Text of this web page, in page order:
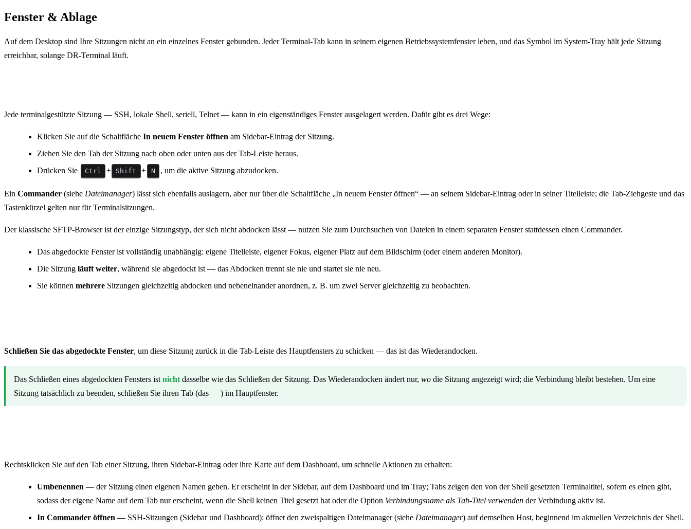
Fenster & Ablage
Auf dem Desktop sind Ihre Sitzungen nicht an ein einzelnes Fenster gebunden. Jeder Terminal-Tab kann in seinem eigenen Betriebssystemfenster leben, und das Symbol im System-Tray hält jede Sitzung
erreichbar, solange DR-Terminal läuft.
Jede terminalgestützte Sitzung — SSH, lokale Shell, seriell, Telnet — kann in ein eigenständiges Fenster ausgelagert werden. Dafür gibt es drei Wege:
Klicken Sie auf die Schaltfläche In neuem Fenster öffnen am Sidebar-Eintrag der Sitzung.
Ziehen Sie den Tab der Sitzung nach oben oder unten aus der Tab-Leiste heraus.
Drücken Sie
Ctrl + Shift + N , um die aktive Sitzung abzudocken.
Ein Commander (siehe Dateimanager) lässt sich ebenfalls auslagern, aber nur über die Schaltfläche „In neuem Fenster öffnen“ — an seinem Sidebar-Eintrag oder in seiner Titelleiste; die Tab-Ziehgeste und das
Tastenkürzel gelten nur für Terminalsitzungen.
Der klassische SFTP-Browser ist der einzige Sitzungstyp, der sich nicht abdocken lässt — nutzen Sie zum Durchsuchen von Dateien in einem separaten Fenster stattdessen einen Commander.
Das abgedockte Fenster ist vollständig unabhängig: eigene Titelleiste, eigener Fokus, eigener Platz auf dem Bildschirm (oder einem anderen Monitor).
Die Sitzung läuft weiter, während sie abgedockt ist — das Abdocken trennt sie nie und startet sie nie neu.
Sie können mehrere Sitzungen gleichzeitig abdocken und nebeneinander anordnen, z. B. um zwei Server gleichzeitig zu beobachten.
Schließen Sie das abgedockte Fenster, um diese Sitzung zurück in die Tab-Leiste des Hauptfensters zu schicken — das ist das Wiederandocken.
Das Schließen eines abgedockten Fensters ist nicht dasselbe wie das Schließen der Sitzung. Das Wiederandocken ändert nur, wo die Sitzung angezeigt wird; die Verbindung bleibt bestehen. Um eine
Sitzung tatsächlich zu beenden, schließen Sie ihren Tab (das
) im Hauptfenster.
Rechtsklicken Sie auf den Tab einer Sitzung, ihren Sidebar-Eintrag oder ihre Karte auf dem Dashboard, um schnelle Aktionen zu erhalten:
Umbenennen — der Sitzung einen eigenen Namen geben. Er erscheint in der Sidebar, auf dem Dashboard und im Tray; Tabs zeigen den von der Shell gesetzten Terminaltitel, sofern es einen gibt,
sodass der eigene Name auf dem Tab nur erscheint, wenn die Shell keinen Titel gesetzt hat oder die Option Verbindungsname als Tab-Titel verwenden der Verbindung aktiv ist.
In Commander öffnen — SSH-Sitzungen (Sidebar und Dashboard): öffnet den zweispaltigen Dateimanager (siehe Dateimanager) auf demselben Host, beginnend im aktuellen Verzeichnis der Shell.